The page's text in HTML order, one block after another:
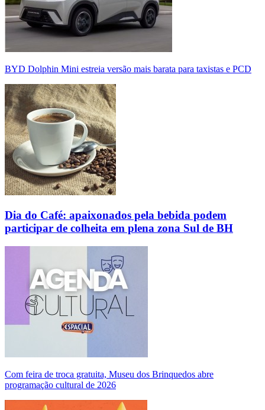
BYD Dolphin Mini estreia versão mais barata para taxistas e PCD
Dia do Café: apaixonados pela bebida podem
participar de colheita em plena zona Sul de BH
Com feira de troca gratuita, Museu dos Brinquedos abre
programação cultural de 2026